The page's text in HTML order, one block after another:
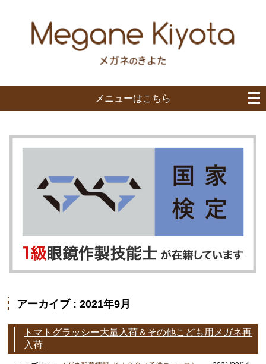
メニューはこちら
アーカイブ : 2021年9月
トマトグラッシー大量入荷＆その他こども用メガネ再
入荷